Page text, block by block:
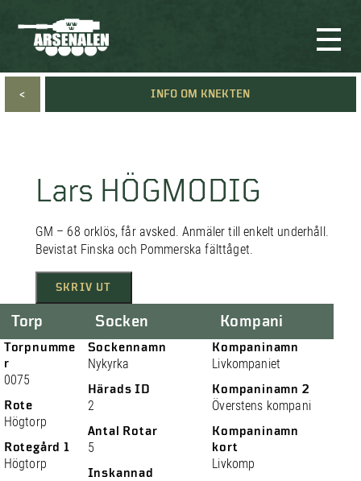
< INFO OM KNEKTEN
Lars HÖGMODIG
GM – 68 orklös, får avsked. Anmäler till enkelt underhåll.
Bevistat Finska och Pommerska fälttåget.
SKRIV UT
Torp
Torpnumme
r
0075
Rote
Högtorp
Rotegård 1
Högtorp
Socken
Sockennamn
Nykyrka
Härads ID
2
Antal Rotar
5
Inskannad
Kompani
Kompaninamn
Livkompaniet
Kompaninamn 2
Överstens kompani
Kompaninamn
kort
Livkomp